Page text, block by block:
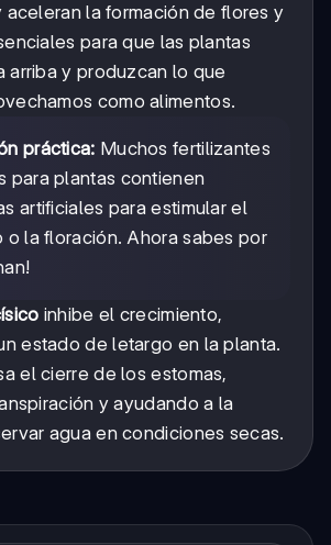
aceleran la formación de flores y
para que las plantas
arriba y produzcan lo que
como alimentos.
práctica: Muchos fertilizantes
para plantas contienen
artificiales para estimular el
o la floración. Ahora sabes por
inhibe el crecimiento,
estado de letargo en la planta.
el cierre de los estomas,
y ayudando a la
agua en condiciones secas.